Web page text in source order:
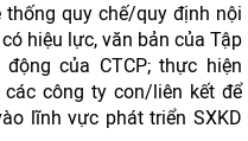
quy chế/quy định nội
hiệu lực, văn bản của Tập
của CTCP; thực hiện
công ty con/liên kết để
lĩnh vực phát triển SXKD